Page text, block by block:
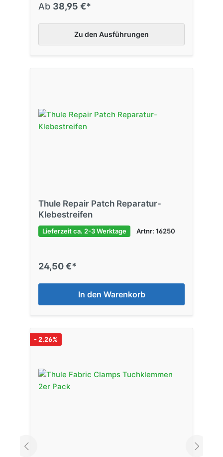
Ab 38,95 €*
Zu den Ausführungen
Thule Repair Patch Reparatur-
Klebestreifen
Lieferzeit ca. 2-3 Werktage Artnr: 16250
24,50 €*
In den Warenkorb
- 2.26%